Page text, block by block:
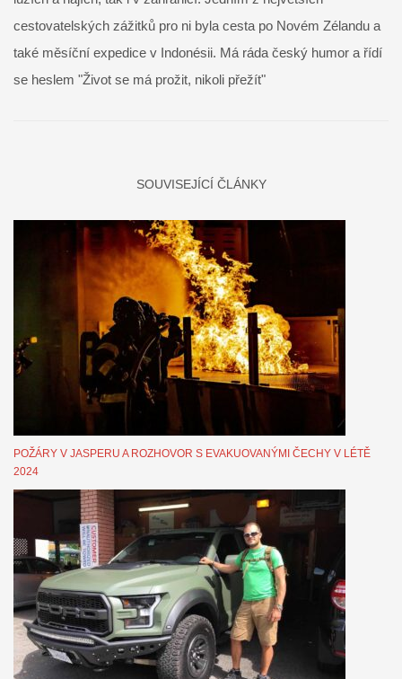
cestovatelských zážitků pro ni byla cesta po Novém Zélandu a
také měsíční expedice v Indonésii. Má ráda český humor a řídí
se heslem "Život se má prožit, nikoli přežít"
SOUVISEJÍCÍ ČLÁNKY
POŽÁRY V JASPERU A ROZHOVOR S EVAKUOVANÝMI ČECHY V LÉTĚ
2024